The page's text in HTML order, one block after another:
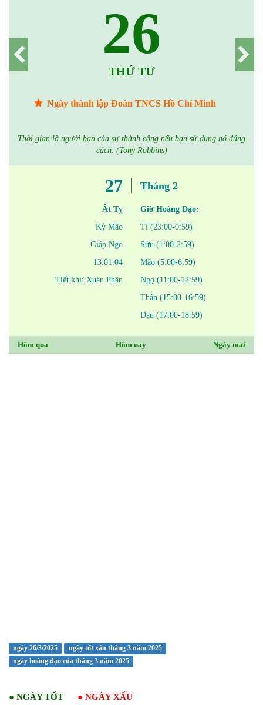
26
THỨ TƯ
Ngày thành lập Đoàn TNCS Hồ Chí Minh
Thời gian là người bạn của sự thành công nếu bạn sử dụng nó đúng
cách. (Tony Robbins)
27
Ất Tỵ
Kỷ Mão
Giáp Ngọ
13:01:04
Tiết khí: Xuân Phân
Tháng 2
Giờ Hoàng Đạo:
Tí (23:00-0:59)
Sửu (1:00-2:59)
Mão (5:00-6:59)
Ngọ (11:00-12:59)
Thân (15:00-16:59)
Dậu (17:00-18:59)
Hôm qua Hôm nay Ngày mai
ngày 26/3/2025
ngày tốt xấu tháng 3 năm 2025
ngày hoàng đạo của tháng 3 năm 2025
● NGÀY TỐT ● NGÀY XẤU